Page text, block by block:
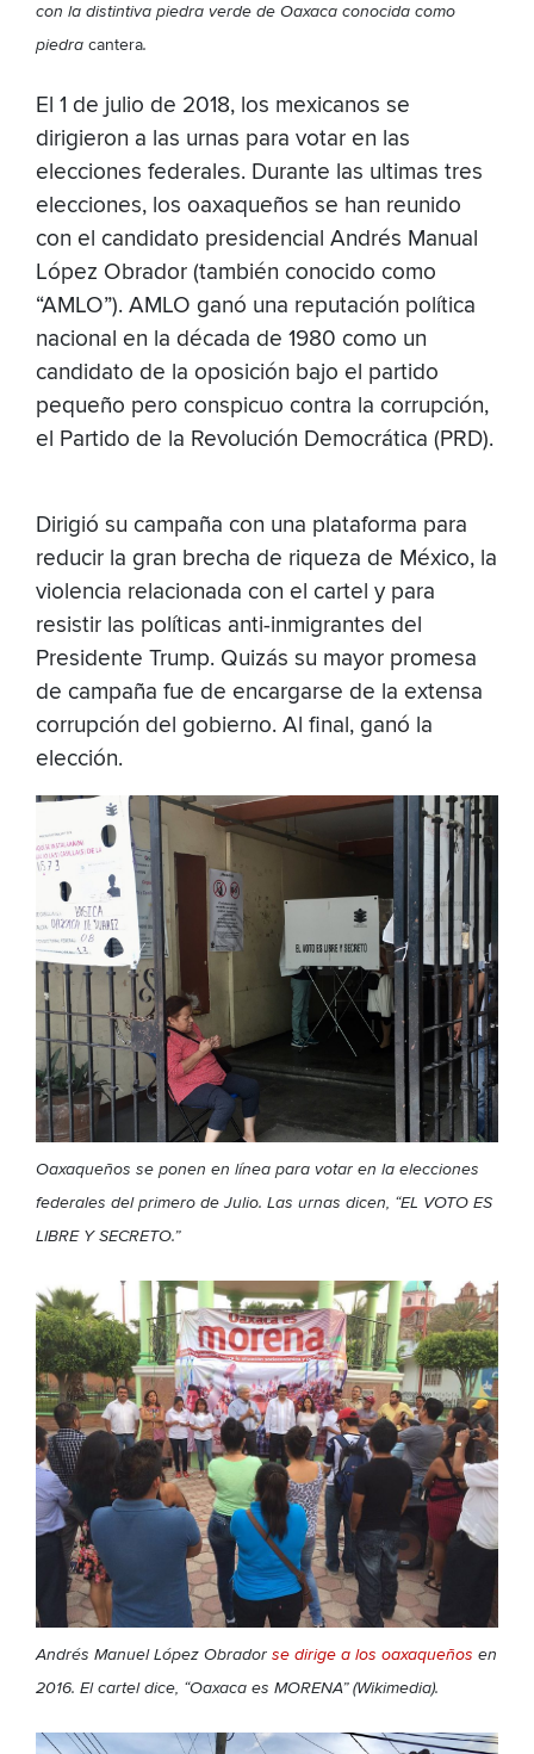
con la distintiva piedra verde de Oaxaca conocida como
piedra cantera.
El 1 de julio de 2018, los mexicanos se
dirigieron a las urnas para votar en las
elecciones federales. Durante las ultimas tres
elecciones, los oaxaqueños se han reunido
con el candidato presidencial Andrés Manual
López Obrador (también conocido como
“AMLO”). AMLO ganó una reputación política
nacional en la década de 1980 como un
candidato de la oposición bajo el partido
pequeño pero conspicuo contra la corrupción,
el Partido de la Revolución Democrática (PRD).
Dirigió su campaña con una plataforma para
reducir la gran brecha de riqueza de México, la
violencia relacionada con el cartel y para
resistir las políticas anti-inmigrantes del
Presidente Trump. Quizás su mayor promesa
de campaña fue de encargarse de la extensa
corrupción del gobierno. Al final, ganó la
elección.
Oaxaqueños se ponen en línea para votar en la elecciones
federales del primero de Julio. Las urnas dicen, “EL VOTO ES
LIBRE Y SECRETO.”
Andrés Manuel López Obrador se dirige a los oaxaqueños en
2016. El cartel dice, “Oaxaca es MORENA” (Wikimedia).